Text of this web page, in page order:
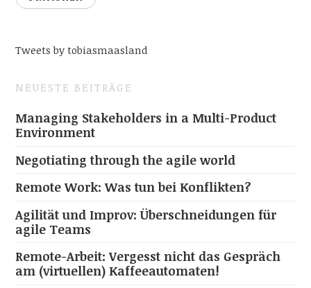
Tweets by tobiasmaasland
NEUESTE BEITRÄGE
Managing Stakeholders in a Multi-Product
Environment
Negotiating through the agile world
Remote Work: Was tun bei Konflikten?
Agilität und Improv: Überschneidungen für
agile Teams
Remote-Arbeit: Vergesst nicht das Gespräch
am (virtuellen) Kaffeeautomaten!